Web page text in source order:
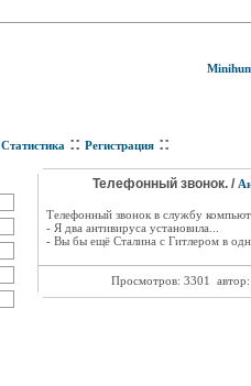
Статистика :: Регистрация ::
Телефонный звонок. /
Телефонный звонок в службу
- Я два антивируса установила...
- Вы бы ещё Сталина с Гитлером в
Просмотров: 3301